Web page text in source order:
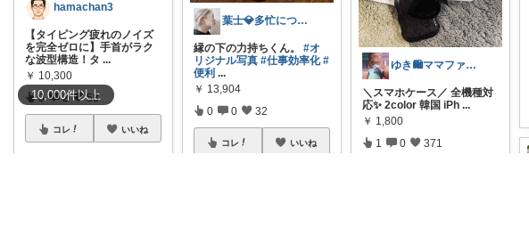
10,000件以上
hamachan3
【タイピング疲れのノイズ
を完全ゼロに】手首がラク
な波型構造！タ ...
￥ 10,300
0 2 58
コレ いいね
葉士💎多忙につき、対応遅れます。
縁の下の力持ちくん。#オ
リジナル写真 #仕事効率化 #
便利 ...
￥ 13,904
0 0 32
コレ いいね
ゆき🛍️ママファッション♡
＼スマホケース／ 全機種対
応✨ 2color 韓国 iPh ...
￥ 1,800
1 0 371